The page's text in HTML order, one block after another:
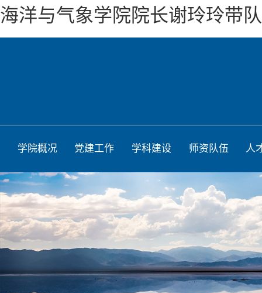
海洋与气象学院院长谢玲玲带
学院概况 党建工作 学科建设 师资队伍 人